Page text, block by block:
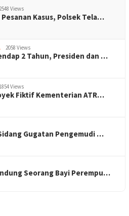
Views
Kasus, Polsek Tela…
2058 Views
2 Tahun, Presiden dan …
Views
Fiktif Kementerian ATR…
Gugatan Pengemudi …
Seorang Bayi Perempu…